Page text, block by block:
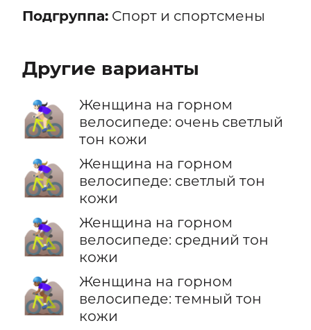
Подгруппа:Спорт и спортсмены
Другие варианты
🚵🏻‍♀️
Женщина на горном
велосипеде: очень светлый
тон кожи
🚵🏼‍♀️
Женщина на горном
велосипеде: светлый тон
кожи
🚵🏽‍♀️
Женщина на горном
велосипеде: средний тон
кожи
🚵🏾‍♀️
Женщина на горном
велосипеде: темный тон
кожи